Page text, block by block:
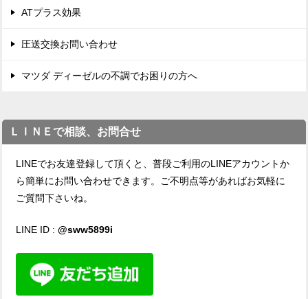
ATプラス効果
圧送交換お問い合わせ
マツダ ディーゼルの不調でお困りの方へ
ＬＩＮＥで相談、お問合せ
LINEでお友達登録して頂くと、普段ご利用のLINEアカウントか
ら簡単にお問い合わせできます。ご不明点等があればお気軽に
ご質問下さいね。
LINE ID : @sww5899i